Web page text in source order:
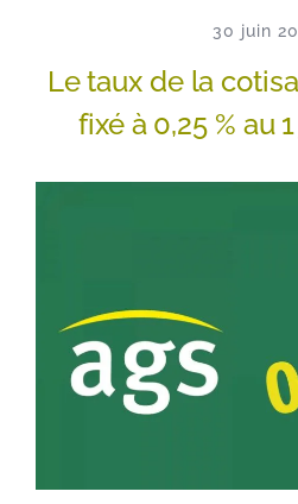
30 juin
Le taux de la
fixé à 0,25 % au